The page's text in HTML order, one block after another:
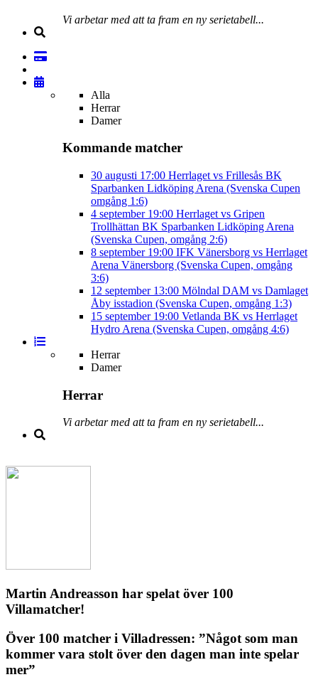
Vi arbetar med att ta fram en ny serietabell...
Alla
Herrar
Damer
Kommande matcher
30 augusti 17:00 Herrlaget vs Frillesås BK
Sparbanken Lidköping Arena (Svenska Cupen
omgång 1:6)
4 september 19:00 Herrlaget vs Gripen
Trollhättan BK Sparbanken Lidköping Arena
(Svenska Cupen, omgång 2:6)
8 september 19:00 IFK Vänersborg vs Herrlaget
Arena Vänersborg (Svenska Cupen, omgång
3:6)
12 september 13:00 Mölndal DAM vs Damlaget
Åby isstadion (Svenska Cupen, omgång 1:3)
15 september 19:00 Vetlanda BK vs Herrlaget
Hydro Arena (Svenska Cupen, omgång 4:6)
Herrar
Damer
Herrar
Vi arbetar med att ta fram en ny serietabell...
Martin Andreasson har spelat över 100
Villamatcher!
Över 100 matcher i Villadressen: ”Något som man
kommer vara stolt över den dagen man inte spelar
mer”